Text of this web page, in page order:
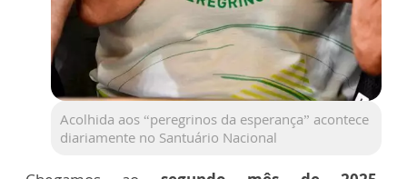
Acolhida aos “peregrinos da esperança” acontece
diariamente no Santuário Nacional